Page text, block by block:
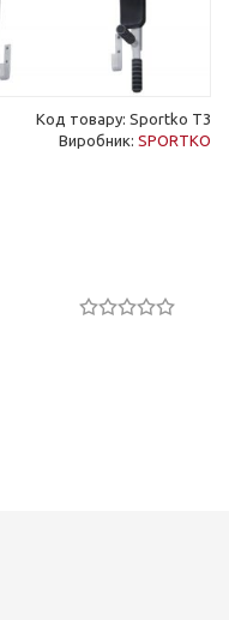
Код товару: Sportko Т3
Виробник: SPORTKO